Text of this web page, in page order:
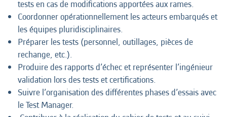
tests en cas de modifications apportées aux rames.
Coordonner opérationnellement les acteurs embarqués et
les équipes pluridisciplinaires.
Préparer les tests (personnel, outillages, pièces de
rechange, etc.).
Produire des rapports d’échec et représenter l’ingénieur
validation lors des tests et certifications.
Suivre l’organisation des différentes phases d’essais avec
le Test Manager.